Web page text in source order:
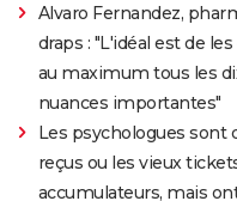
Alvaro Fernandez,
draps : "L'idéal est de
au maximum tous les
nuances importantes"
Les psychologues sont
reçus ou les vieux
accumulateurs, mais